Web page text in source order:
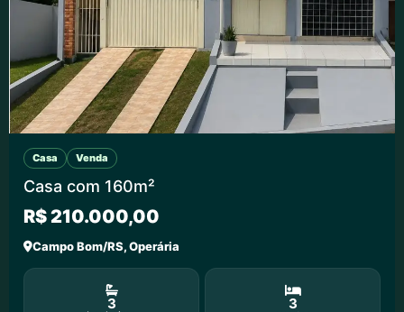
Casa Venda
Casa com 160m²
R$ 210.000,00
Campo Bom/RS, Operária
3 3